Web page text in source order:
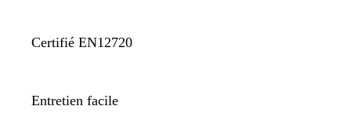
Certifié EN12720
Entretien facile